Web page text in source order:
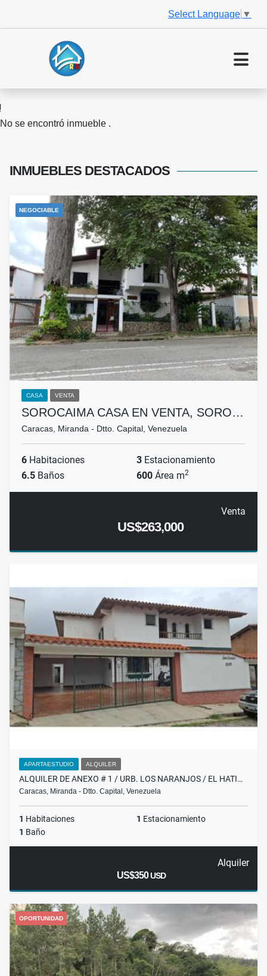
Select Language ▼
No se encontró inmueble .
INMUEBLES DESTACADOS
NEGOCIABLE
CASA VENTA
SOROCAIMA CASA EN VENTA, SORO…
Caracas, Miranda - Dtto. Capital, Venezuela
6 Habitaciones 3 Estacionamiento
6.5 Baños 600 Área m2
Venta
US$263,000
APARTAESTUDIO ALQUILER
ALQUILER DE ANEXO # 1 / URB. LOS NARANJOS / EL HATI…
Caracas, Miranda - Dtto. Capital, Venezuela
1 Habitaciones 1 Estacionamiento
1 Baño
Alquiler
US$350USD
OPORTUNIDAD